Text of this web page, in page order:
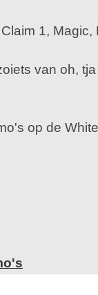
1, Magic,
van oh,
op de